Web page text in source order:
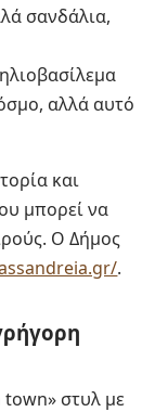
σανδάλια,
αλλά αυτό
και
μπορεί να
Ο Δήμος
.
town» στυλ με